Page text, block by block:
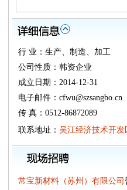
行 业：生产、制造、加工
公司性质：韩资企业
成立日期：2014-12-31
电子邮件：cfwu@szsangbo.cn
传 真：0512-86872089
联系地址： 吴江经济技术开发
常宝新材料（苏州）有限公司